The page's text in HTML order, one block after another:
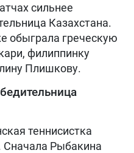
сильнее
Казахстана.
обыграла греческую
филиппинку
Плишкову.
теннисистка
Сначала Рыбакина